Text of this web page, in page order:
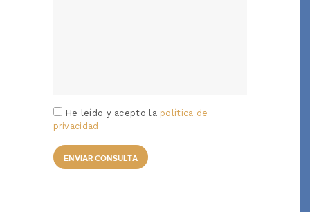
He leído y acepto la política de
privacidad